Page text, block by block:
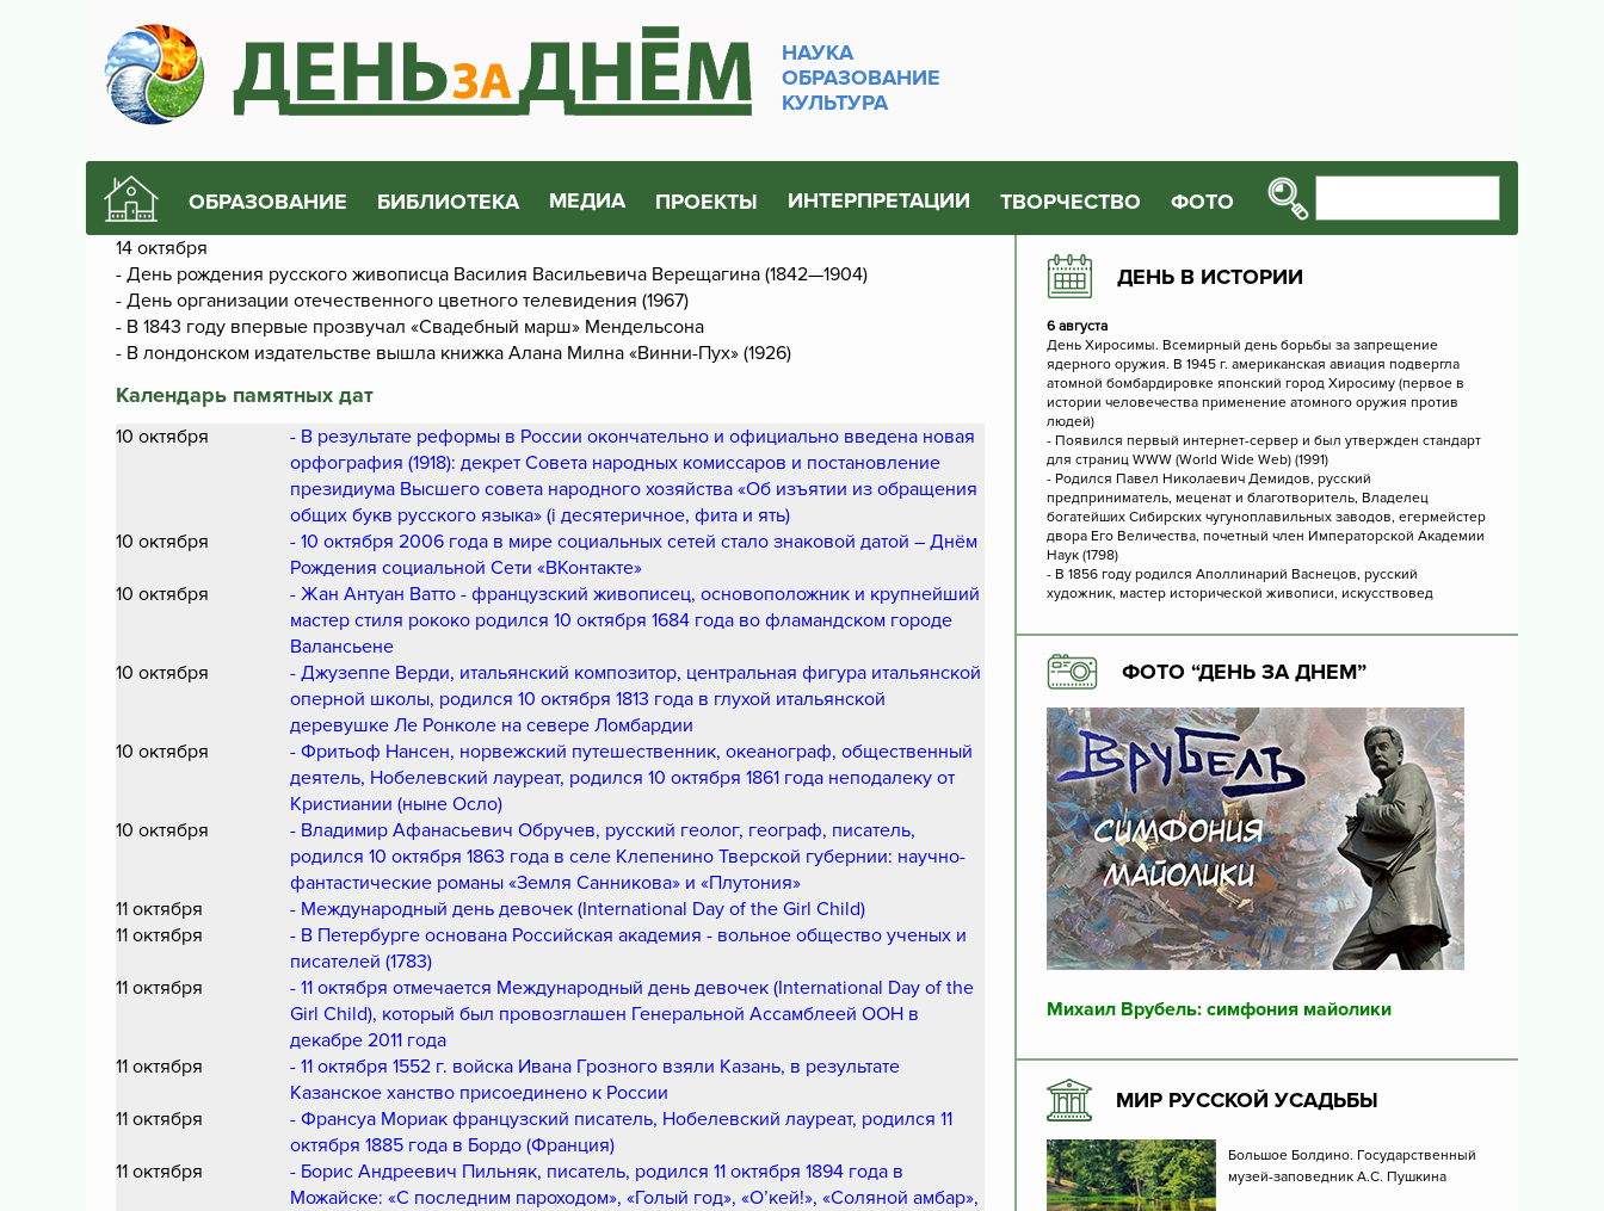
НАУКА
ОБРАЗОВАНИЕ
КУЛЬТУРА
ОБРАЗОВАНИЕ БИБЛИОТЕКА МЕДИА ПРОЕКТЫ ИНТЕРПРЕТАЦИИ ТВОРЧЕСТВО ФОТО
14 октября
- День рождения русского живописца Василия Васильевича Верещагина (1842—1904)
- День организации отечественного цветного телевидения (1967)
- В 1843 году впервые прозвучал «Свадебный марш» Мендельсона
- В лондонском издательстве вышла книжка Алана Милна «Винни-Пух» (1926)
Календарь памятных дат
10 октября
- В результате реформы в России окончательно и официально введена новая
орфография (1918): декрет Совета народных комиссаров и постановление
президиума Высшего совета народного хозяйства «Об изъятии из обращения
общих букв русского языка» (i десятеричное, фита и ять)
10 октября
- 10 октября 2006 года в мире социальных сетей стало знаковой датой – Днём
Рождения социальной Сети «ВКонтакте»
10 октября
- Жан Антуан Ватто - французский живописец, основоположник и крупнейший
мастер стиля рококо родился 10 октября 1684 года во фламандском городе
Валансьене
10 октября
- Джузеппе Верди, итальянский композитор, центральная фигура итальянской
оперной школы, родился 10 октября 1813 года в глухой итальянской
деревушке Ле Ронколе на севере Ломбардии
10 октября
- Фритьоф Нансен, норвежский путешественник, океанограф, общественный
деятель, Нобелевский лауреат, родился 10 октября 1861 года неподалеку от
Кристиании (ныне Осло)
10 октября
- Владимир Афанасьевич Обручев, русский геолог, географ, писатель,
родился 10 октября 1863 года в селе Клепенино Тверской губернии: научно-
фантастические романы «Земля Санникова» и «Плутония»
11 октября
- Международный день девочек (International Day of the Girl Child)
11 октября
- В Петербурге основана Российская академия - вольное общество ученых и
писателей (1783)
11 октября
- 11 октября отмечается Международный день девочек (International Day of the
Girl Child), который был провозглашен Генеральной Ассамблеей ООН в
декабре 2011 года
11 октября
- 11 октября 1552 г. войска Ивана Грозного взяли Казань, в результате
Казанское ханство присоединено к России
11 октября
- Франсуа Мориак французский писатель, Нобелевский лауреат, родился 11
октября 1885 года в Бордо (Франция)
11 октября
- Борис Андреевич Пильняк, писатель, родился 11 октября 1894 года в
Можайске: «С последним пароходом», «Голый год», «О’кей!», «Соляной амбар»,
ДЕНЬ В ИСТОРИИ
6 августа
День Хиросимы. Всемирный день борьбы за запрещение
ядерного оружия. В 1945 г. американская авиация подвергла
атомной бомбардировке японский город Хиросиму (первое в
истории человечества применение атомного оружия против
людей)
- Появился первый интернет-сервер и был утвержден стандарт
для страниц WWW (World Wide Web) (1991)
- Родился Павел Николаевич Демидов, русский
предприниматель, меценат и благотворитель, Владелец
богатейших Сибирских чугуноплавильных заводов, егермейстер
двора Его Величества, почетный член Императорской Академии
Наук (1798)
- В 1856 году родился Аполлинарий Васнецов, русский
художник, мастер исторической живописи, искусствовед
ФОТО “ДЕНЬ ЗА ДНЕМ”
Михаил Врубель: симфония майолики
МИР РУССКОЙ УСАДЬБЫ
Большое Болдино. Государственный
музей-заповедник А.С. Пушкина